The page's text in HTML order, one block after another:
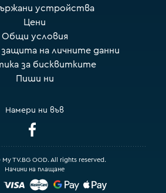
устройства
Цени
Общи условия
защита на личните данни
за бисквитките
Пиши ни
Намери ни във
Начини на плащане
TV.BG OOD. All rights reserved.